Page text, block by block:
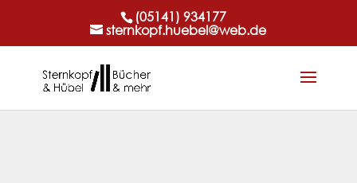
(05141) 934177
sternkopf.huebel@web.de